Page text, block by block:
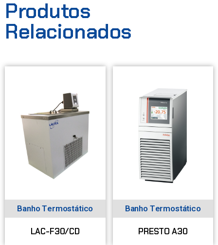
Produtos
Relacionados
Banho Termostático
LAC-F30/CD
Banho Termostático
PRESTO A30